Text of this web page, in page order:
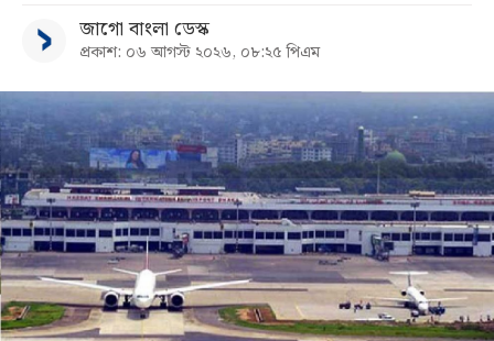
জাগো বাংলা ডেস্ক
প্রকাশ: ০৬ আগস্ট ২০২৬, ০৮:২৫ পিএম